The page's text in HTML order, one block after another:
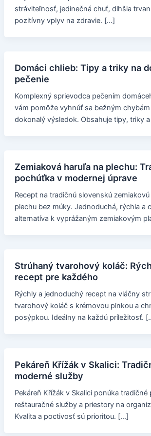
stráviteľnosť, jedinečná chuť, dlhšia
pozitívny vplyv na zdravie. […]
Domáci chlieb: Tipy a triky na
pečenie
Komplexný sprievodca pečením
vám pomôže vyhnúť sa bežným
dokonalý výsledok. Obsahuje tipy, triky
Zemiaková haruľa na plechu:
pochúťka v modernej úprave
Recept na tradičnú slovenskú
plechu bez múky. Jednoduchá, rýchla a
alternatíva k vyprážaným zemiakovým
Strúhaný tvarohový koláč:
recept pre každého
Rýchly a jednoduchý recept na vláčny
tvarohový koláč s krémovou plnkou a
posýpkou. Ideálny na každú príležitosť.
Pekáreň Křížák v Skalici:
moderné služby
Pekáreň Křížák v Skalici ponúka tradičné
reštauračné služby a priestory na
Kvalita a poctivosť sú prioritou. […]